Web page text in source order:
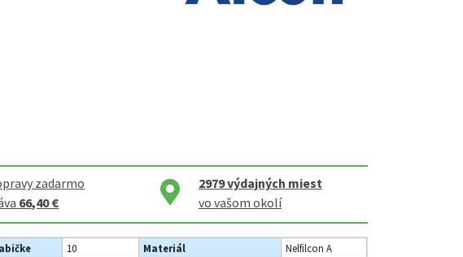
zadarmo
66,40 €
2979výdajných miest
vo vašom okolí
10 Materiál
Nelfilcon A